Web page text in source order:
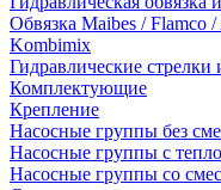
Обвязка Maibes / Flamco
Kombimix
Гидравлические стрелки
Комплектующие
Крепление
Насосные группы без
Насосные группы с
Насосные группы со